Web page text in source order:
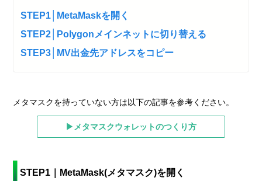
STEP1│MetaMaskを開く
STEP2│Polygonメインネットに切り替える
STEP3│MV出金先アドレスをコピー
メタマスクを持っていない方は以下の記事を参考ください。
▶メタマスクウォレットのつくり方
STEP1｜MetaMask(メタマスク)を開く